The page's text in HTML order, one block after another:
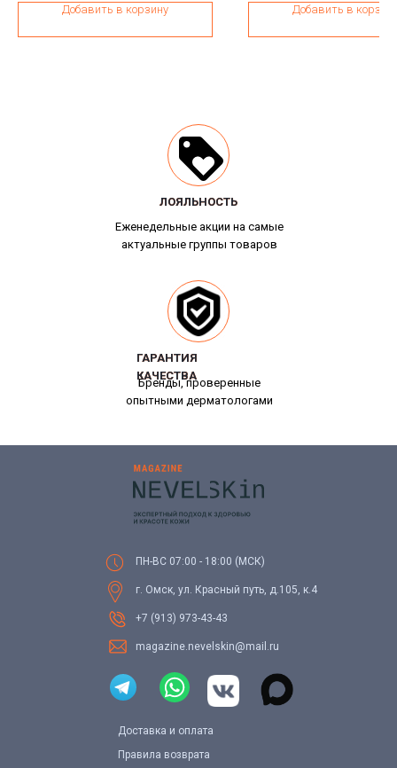
Добавить в корзину Добавить в
Еженедельные акции на самые
актуальные группы товаров
ЛОЯЛЬНОСТЬ
ЛОЯЛЬНОСТЬ
Бренды, проверенные
опытными дерматологами
ГАРАНТИЯ
КАЧЕСТВА
ГАРАНТИЯ
КАЧЕСТВА
г. Омск, ул. Красный путь, д.105, к.4
+7 (913) 973-43-43
magazine.nevelskin@mail.ru
Доставка и оплата
Правила возврата
ПН-ВС 07:00 - 18:00 (МСК)